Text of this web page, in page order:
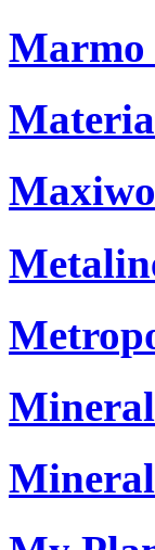
Marmo